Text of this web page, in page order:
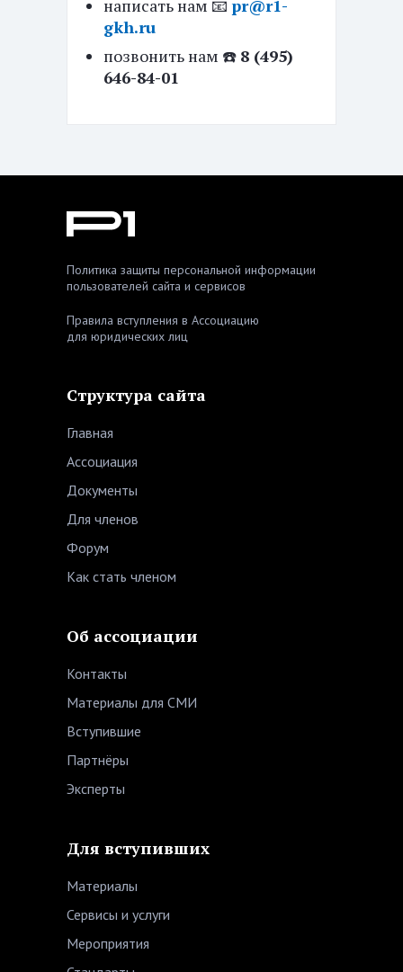
написать нам 📧 pr@r1-
gkh.ru
позвонить нам ☎️ 8 (495)
646-84-01
Политика защиты персональной информации
пользователей сайта и сервисов
Правила вступления в Ассоциацию
для юридических лиц
Структура сайта
Главная
Ассоциация
Документы
Для членов
Форум
Как стать членом
Об ассоциации
Контакты
Материалы для СМИ
Вступившие
Партнёры
Эксперты
Для вступивших
Материалы
Сервисы и услуги
Мероприятия